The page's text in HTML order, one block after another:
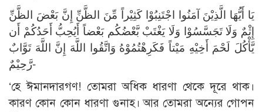
يَا أَيُّهَا الَّذِيْنَ آمَنُوا اجْتَنِبُوْا كَثِيْراً مِّنَ الظَّنِّ إِنَّ بَعْضَ الظَّنِّ
إِثْمٌ وَلَا تَجَسَّسُوْا وَلَا يَغْتَبْ بَّعْضُكُم بَعْضاً أَيُحِبُّ أَحَدُكُمْ أَن
يَّأْكُلَ لَحْمَ أَخِيْهِ مَيْتاً فَكَرِهْتُمُوْهُ وَاتَّقُوا اللَّهَ إِنَّ اللَّهَ تَوَّابٌ
رَّحِيْمٌ-
‘হে ঈমানদারগণ! তোমরা অধিক ধারণা থেকে দূরে থাক।
কারণ কোন কোন ধারণা গুনাহ। আর তোমরা অন্যের গোপন